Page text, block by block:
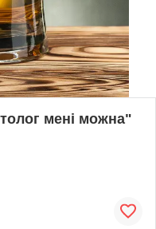
мені можна"